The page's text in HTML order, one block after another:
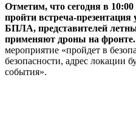
Отметим, что сегодня в
пройти встреча-
БПЛА, представителей
применяют дроны на фронте.
мероприятие «пройдет в
безопасности, адрес локации
события».